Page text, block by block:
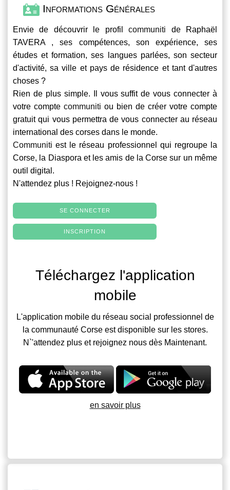
Informations Générales
Envie de découvrir le profilcommuniti de Raphaël
TAVERA , ses compétences, son expérience, ses
études et formation, ses langues parlées, son secteur
d'activité, sa ville et pays de résidence et tant d'autres
choses ?
Rien de plus simple. Il vous suffit de vous connecter à
votre compte communiti ou bien de créer votre compte
gratuit qui vous permettra de vous connecter au réseau
international des corses dans le monde.
Communiti est le réseau professionnel qui regroupe la
Corse, la Diaspora et les amis de la Corse sur un même
outil digital.
N'attendez plus ! Rejoignez-nous !
SE CONNECTER
INSCRIPTION
Téléchargez l'application
mobile
L'application mobile du réseau social professionnel de
la communauté Corse est disponible sur les stores.
N`'attendez plus et rejoignez nous dès Maintenant.
en savoir plus